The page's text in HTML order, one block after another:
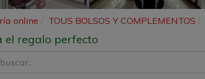
online TOUS BOLSOS Y COMPLEMENTOS
el regalo perfecto